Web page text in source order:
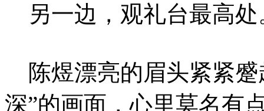
另一边，观礼台最高处
陈煜漂亮的眉头紧紧蹙
深”的画面，心里莫名有